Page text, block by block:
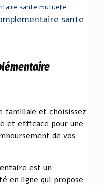
sante mutuelle
sante
familiale et choisissez
et efficace pour une
de vos
est un
en ligne qui propose